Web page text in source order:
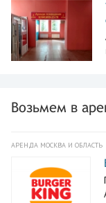
Возьмем в
АРЕНДА МОСКВА И ОБЛАСТЬ